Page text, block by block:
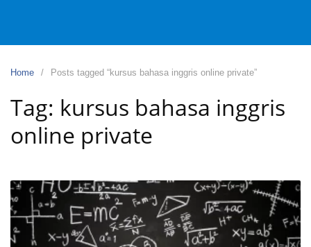
Home Posts tagged “kursus bahasa inggris online private”
Tag: kursus bahasa inggris
online private